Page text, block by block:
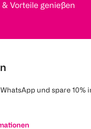
& Vorteile genießen
und spare 10%